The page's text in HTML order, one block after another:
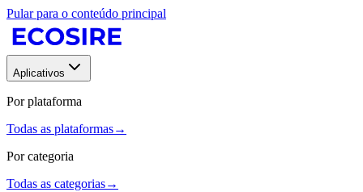
Pular para o conteúdo principal
Aplicativos
Por plataforma
Todas as plataformas→
Por categoria
Todas as categorias→